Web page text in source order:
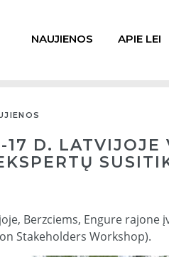
NAUJIENOS APIE LEI
17 D. LATVIJOJE
Berzciems, Engure rajone
Stakeholders Workshop).